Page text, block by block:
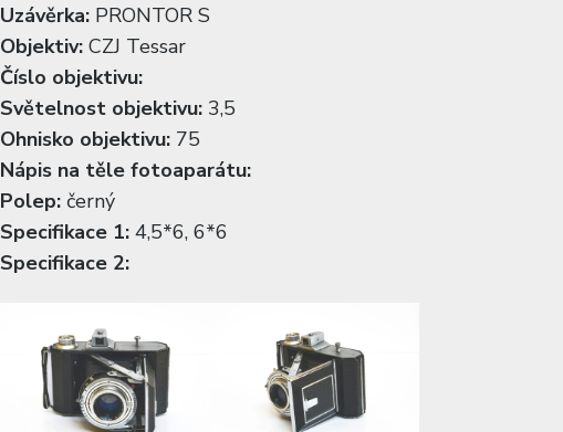
Uzávěrka:PRONTOR S
Objektiv:CZJ Tessar
Číslo objektivu:
Světelnost objektivu:3,5
Ohnisko objektivu:75
Nápis na těle fotoaparátu:
Polep:černý
Specifikace 1:4,5*6, 6*6
Specifikace 2: